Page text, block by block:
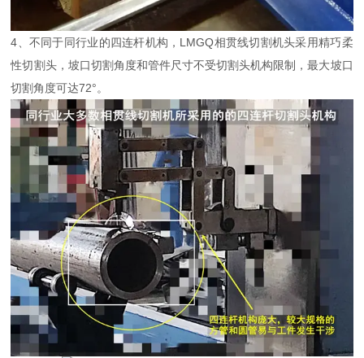
4、不同于同行业的四连杆机构，LMGQ相贯线切割机头采用精巧柔
性切割头，坡口切割角度和管件尺寸不受切割头机构限制，最大坡口
切割角度可达72°。